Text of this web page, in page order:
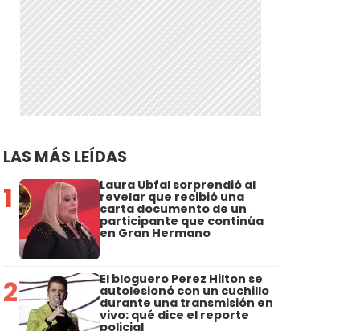
LAS MÁS LEÍDAS
1 Laura Ubfal sorprendió al
revelar que recibió una
carta documento de un
participante que continúa
en Gran Hermano
2 El bloguero Perez Hilton se
autolesionó con un cuchillo
durante una transmisión en
vivo: qué dice el reporte
policial